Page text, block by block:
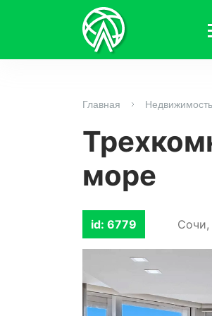
Главная Недвижимость
море
id: 6779 Сочи,